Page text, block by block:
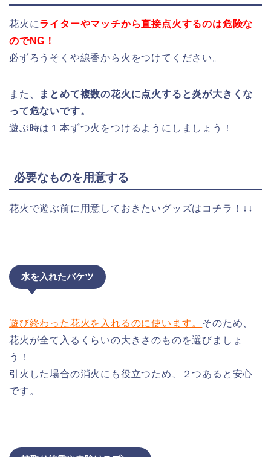
花火にライターやマッチから直接点火するのは危険な
のでNG！
必ずろうそくや線香から火をつけてください。
また、
まとめて複数の花火に点火すると炎が大きくな
って危ないです。
遊ぶ時は１本ずつ火をつけるようにしましょう！
必要なものを用意する
花火で遊ぶ前に用意しておきたいグッズはコチラ！↓↓
水を入れたバケツ
遊び終わった花火を入れるのに使います。 そのため、
花火が全て入るくらいの大きさのものを選びましょ
う！
引火した場合の消火にも役立つため、２つあると安心
です。